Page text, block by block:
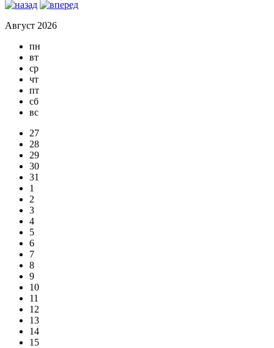
Август 2026
пн
вт
ср
чт
пт
сб
вс
27
28
29
30
31
1
2
3
4
5
6
7
8
9
10
11
12
13
14
15